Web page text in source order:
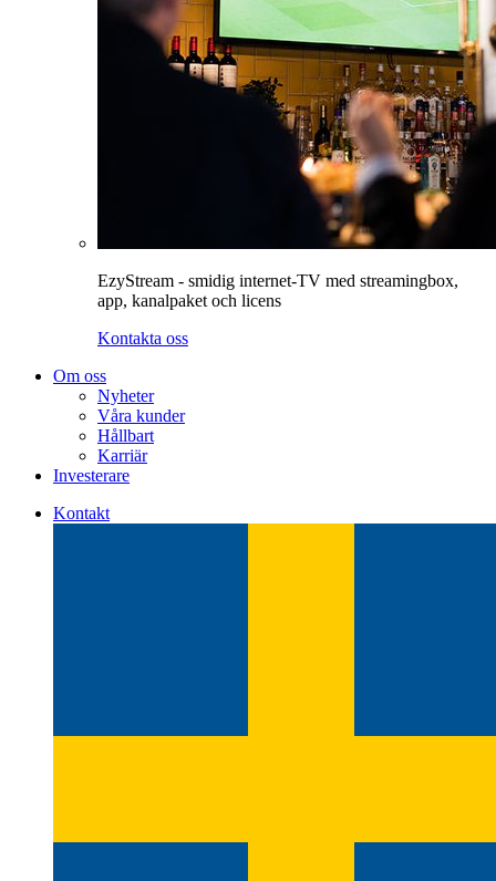
EzyStream - smidig internet-TV med streamingbox,
app, kanalpaket och licens
Kontakta oss
Om oss
Nyheter
Våra kunder
Hållbart
Karriär
Investerare
Kontakt